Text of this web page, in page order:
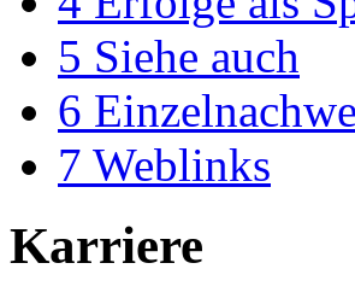
5 Siehe auch
6
7 Weblinks
Karriere